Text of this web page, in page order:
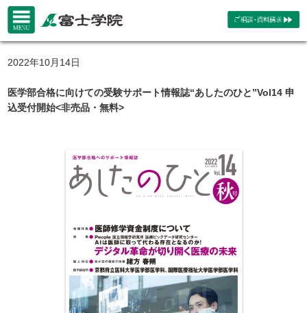
2022年10月14日
医学部合格に向けての受験サポート情報誌“あしたのひと”Vol14 申
込受付開始<非売品・無料>